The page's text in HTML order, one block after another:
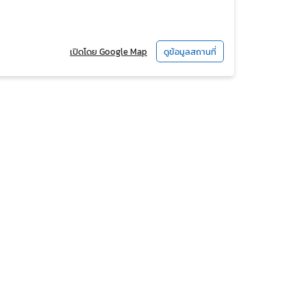
เปิดโดย Google Map ดูข้อมูลสถานที่